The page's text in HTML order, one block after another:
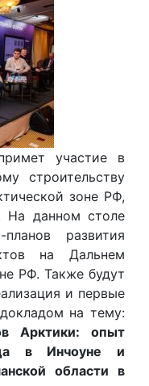
участие в
строительству
зоне РФ,
На данном столе
развития
на Дальнем
РФ. Также будут
и первые
на тему:
Арктики: опыт
в Инчоуне и
области в